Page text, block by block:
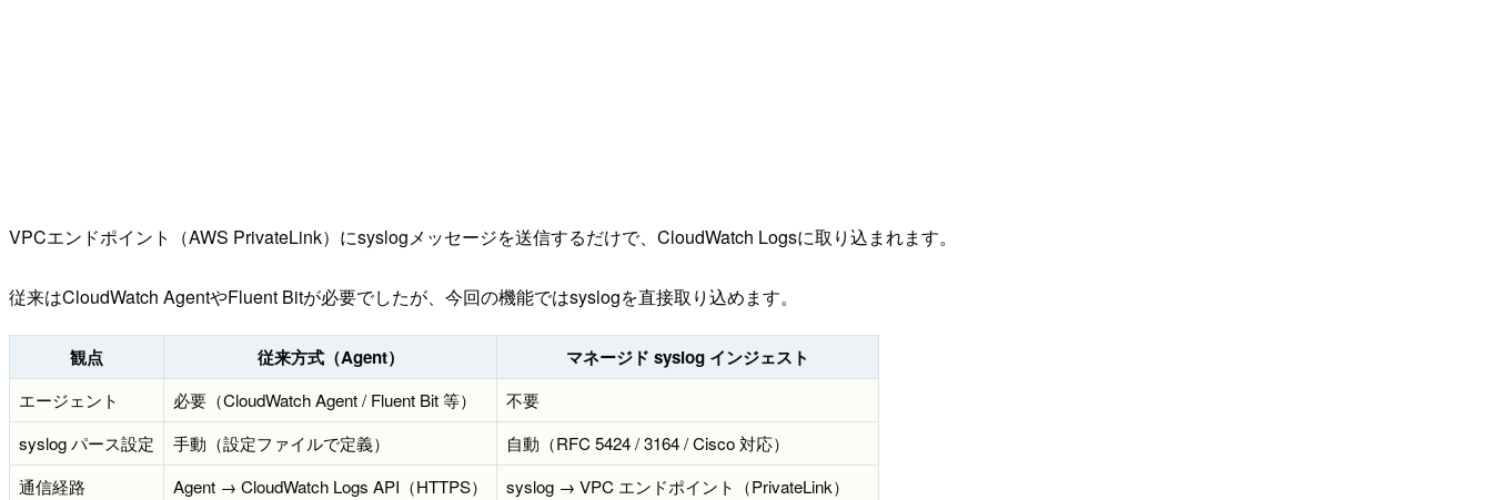
VPCエンドポイント（AWS PrivateLink）にsyslogメッセージを送信するだけで、CloudWatch Logsに取り込まれます。
従来はCloudWatch AgentやFluent Bitが必要でしたが、今回の機能ではsyslogを直接取り込めます。
観点 従来方式（Agent） マネージド syslog インジェスト
エージェント 必要（CloudWatch Agent / Fluent Bit 等）
不要
syslog パース設定
手動（設定ファイルで定義）
自動（RFC 5424 / 3164 / Cisco 対応）
通信経路
Agent → CloudWatch Logs API（HTTPS）
syslog → VPC エンドポイント（PrivateLink）